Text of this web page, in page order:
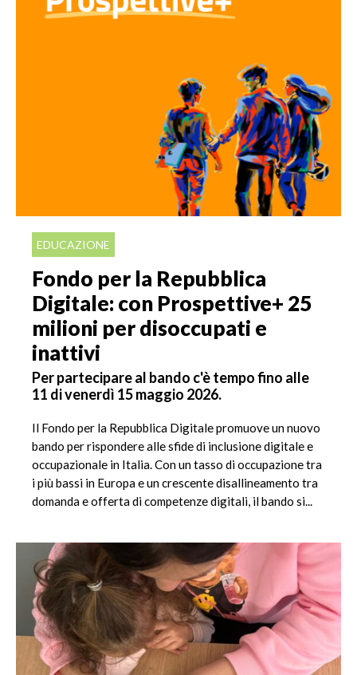
EDUCAZIONE
Fondo per la Repubblica
Digitale: con Prospettive+ 25
milioni per disoccupati e
inattivi
Per partecipare al bando c'è tempo fino alle
11 di venerdì 15 maggio 2026.
Il Fondo per la Repubblica Digitale promuove un nuovo
bando per rispondere alle sfide di inclusione digitale e
occupazionale in Italia. Con un tasso di occupazione tra
i più bassi in Europa e un crescente disallineamento tra
domanda e offerta di competenze digitali, il bando si...